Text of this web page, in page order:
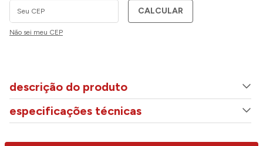
CALCULAR
Não sei meu CEP
descrição do produto
especificações técnicas